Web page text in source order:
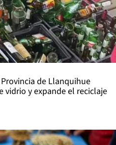
Provincia de Llanquihue
vidrio y expande el reciclaje